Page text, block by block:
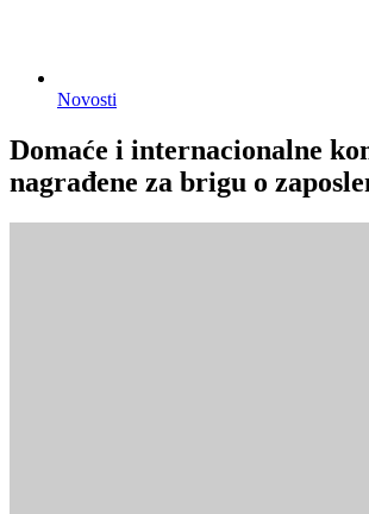
Novosti
Domaće i internacionalne
nagrađene za brigu o